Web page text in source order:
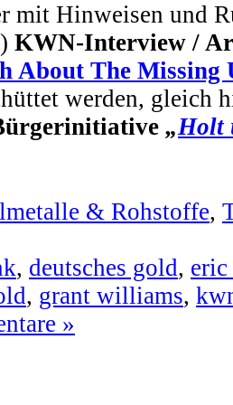
mit Hinweisen und
KWN-Interview /
About The Missing
werden, gleich
„Holt
& Rohstoffe,
, deutsches gold,
, grant williams,
»